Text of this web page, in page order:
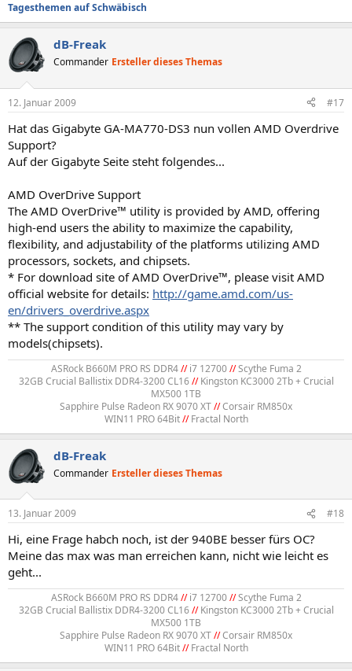
Tagesthemen auf Schwäbisch
dB-Freak
Commander Ersteller dieses Themas
12. Januar 2009 #17
Hat das Gigabyte GA-MA770-DS3 nun vollen AMD Overdrive
Support?
Auf der Gigabyte Seite steht folgendes...
AMD OverDrive Support
The AMD OverDrive™ utility is provided by AMD, offering
high-end users the ability to maximize the capability,
flexibility, and adjustability of the platforms utilizing AMD
processors, sockets, and chipsets.
* For download site of AMD OverDrive™, please visit AMD
official website for details: http://game.amd.com/us-
en/drivers_overdrive.aspx
** The support condition of this utility may vary by
models(chipsets).
ASRock B660M PRO RS DDR4//i7 12700//Scythe Fuma 2
32GB Crucial Ballistix DDR4-3200 CL16//Kingston KC3000 2Tb + Crucial
MX500 1TB
Sapphire Pulse Radeon RX 9070 XT//Corsair RM850x
WIN11 PRO 64Bit//Fractal North​
dB-Freak
Commander Ersteller dieses Themas
13. Januar 2009 #18
Hi, eine Frage habch noch, ist der 940BE besser fürs OC?
Meine das max was man erreichen kann, nicht wie leicht es
geht...
ASRock B660M PRO RS DDR4//i7 12700//Scythe Fuma 2
32GB Crucial Ballistix DDR4-3200 CL16//Kingston KC3000 2Tb + Crucial
MX500 1TB
Sapphire Pulse Radeon RX 9070 XT//Corsair RM850x
WIN11 PRO 64Bit//Fractal North​